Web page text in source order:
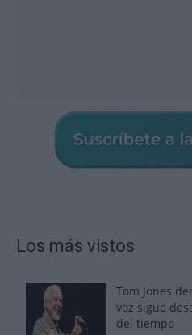
Los más vistos
Tom Jones
voz sigue
del tiempo